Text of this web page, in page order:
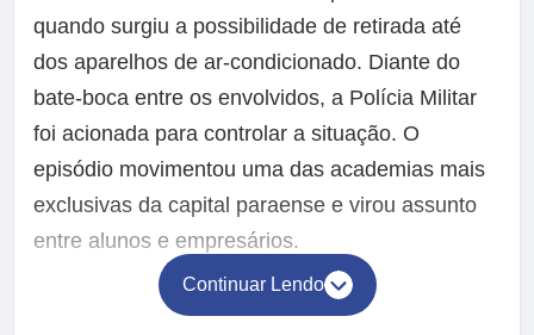
quando surgiu a possibilidade de retirada até
dos aparelhos de ar-condicionado. Diante do
bate-boca entre os envolvidos, a Polícia Militar
foi acionada para controlar a situação. O
episódio movimentou uma das academias mais
exclusivas da capital paraense e virou assunto
entre alunos e empresários.
Continuar Lendo